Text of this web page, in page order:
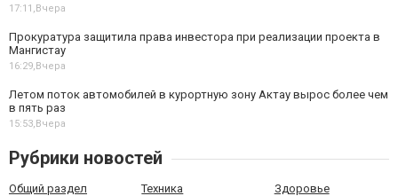
17:11,Вчера
Прокуратура защитила права инвестора при реализации проекта в
Мангистау
16:29,Вчера
Летом поток автомобилей в курортную зону Актау вырос более чем
в пять раз
15:53,Вчера
Рубрики новостей
Общий раздел Техника Здоровье